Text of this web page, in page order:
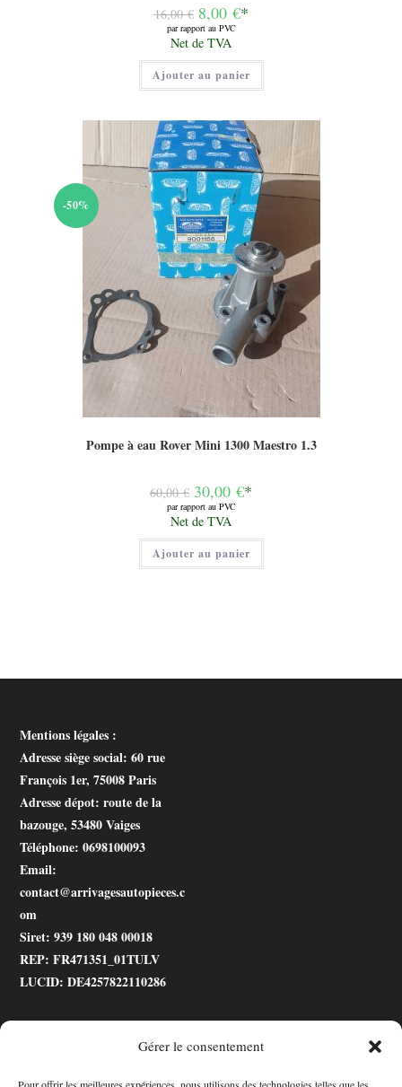
Gérer le consentement
16,00€ Le
prix
initial
était :
16,00 €.
8,00 €*
par rapport au PVC
Le
prix
actuel
est :
8,00 €.
Net de TVA
Ajouter au panier
-50%
Pompe à eau Rover Mini 1300 Maestro 1.3
60,00€ Le
prix
initial
était :
60,00 €.
30,00 €*
par rapport au PVC
Le
prix
actuel
est :
30,00 €.
Net de TVA
Ajouter au panier
Mentions légales :
Adresse siège social: 60 rue
François 1er, 75008 Paris
Adresse dépot: route de la
bazouge, 53480 Vaiges
Téléphone: 0698100093
Email:
contact@arrivagesautopieces.c
om
Siret: 939 180 048 00018
REP: FR471351_01TULV
LUCID: DE4257822110286